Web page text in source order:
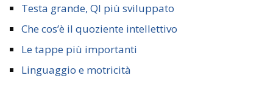
Testa grande, QI più sviluppato
Che cos’è il quoziente intellettivo
Le tappe più importanti
Linguaggio e motricità